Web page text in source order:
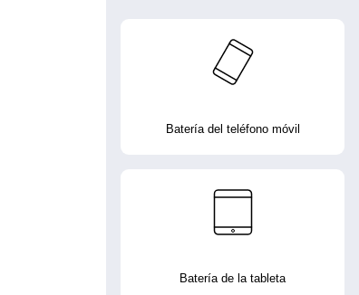
Batería del teléfono móvil
Batería de la tableta